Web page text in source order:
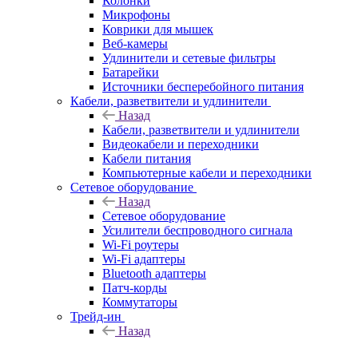
Микрофоны
Коврики для мышек
Веб-камеры
Удлинители и сетевые фильтры
Батарейки
Источники бесперебойного питания
Кабели, разветвители и удлинители
Назад
Кабели, разветвители и удлинители
Видеокабели и переходники
Кабели питания
Компьютерные кабели и переходники
Сетевое оборудование
Назад
Сетевое оборудование
Усилители беспроводного сигнала
Wi-Fi роутеры
Wi-Fi адаптеры
Bluetooth адаптеры
Патч-корды
Коммутаторы
Трейд-ин
Назад